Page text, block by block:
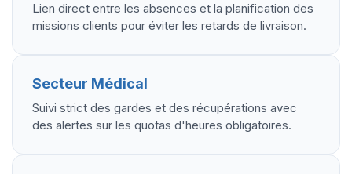
Lien direct entre les absences et la planification des
missions clients pour éviter les retards de livraison.
Secteur Médical
Suivi strict des gardes et des récupérations avec
des alertes sur les quotas d'heures obligatoires.